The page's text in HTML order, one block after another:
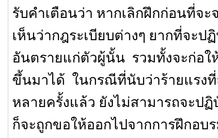
รับคำเตือนว่า หากเลิกฝึกก่อนที่จะ
เห็นว่ากฎระเบียบต่างๆ ยากที่จะป
อันตรายแก่ตัวผู้นั้น รวมทั้งจะก่อใ
ขึ้นมาได้ ในกรณีที่นับว่าร้ายแรงที่
หลายครั้งแล้ว ยังไม่สามารถจะป
ก็จะถูกขอให้ออกไปจากการฝึกอบ